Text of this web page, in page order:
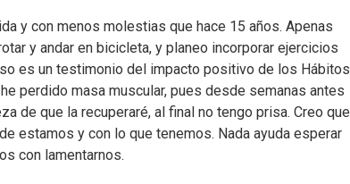
y con menos molestias que hace 15 años. Apenas
y andar en bicicleta, y planeo incorporar ejercicios
es un testimonio del impacto positivo de los Hábitos
perdido masa muscular, pues desde semanas antes
de que la recuperaré, al final no tengo prisa. Creo que
estamos y con lo que tenemos. Nada ayuda esperar
con lamentarnos.